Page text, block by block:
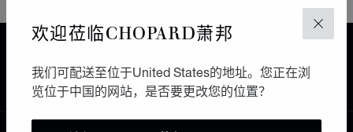
关闭
欢迎莅临CHOPARD萧邦
我们可配送至位于United States的地址。您正在浏
览位于中国的网站，是否要更改您的位置？
BASEL BUCHERER